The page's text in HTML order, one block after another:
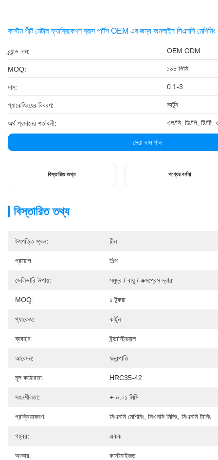
কাস্টম শীট মেটাল ফ্যাব্রিকেশন ব্রাস পার্টস OEM এর জন্য অনলাইন সিএনসি মেশিনিং
ব্র্যান্ড নাম: OEM ODM
MOQ: ১০০ পিসি
দাম: 0.1-3
প্যাকেজিংয়ের বিবরণ: কার্টুন
অর্থ প্রদানের শর্তাবলী: এল/সি, ডি/পি, টি/টি,
সেরা দাম পান
বিস্তারিত তথ্য পণ্যের বর্ণনা
বিস্তারিত তথ্য
উৎপত্তি স্থল: চীন
প্রয়োগ: শিল্প
ডেলিভারি উপায়: সমুদ্র / বায়ু / এক্সপ্রেস দ্বারা
MOQ: ১ টুকরা
প্যাকেজ: কার্টুন
ব্যবহার: ইন্ডাস্ট্রিয়াল
আবেদন: যন্ত্রপাতি
মূল কঠোরতা: HRC35-42
সহনশীলতা: +-০.০১ মিমি
প্রক্রিয়াকরণ: সিএনসি মেশিনিং, সিএনসি মিলিং, সিএনসি টার্নিং
গহ্বর: একক
আকার: কাস্টমাইজড